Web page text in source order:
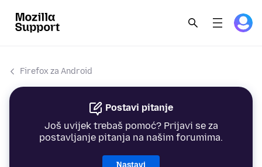
Firefox za Android
Postavi pitanje
Još uvijek trebaš pomoć? Prijavi se za
postavljanje pitanja na našim forumima.
Nastavi